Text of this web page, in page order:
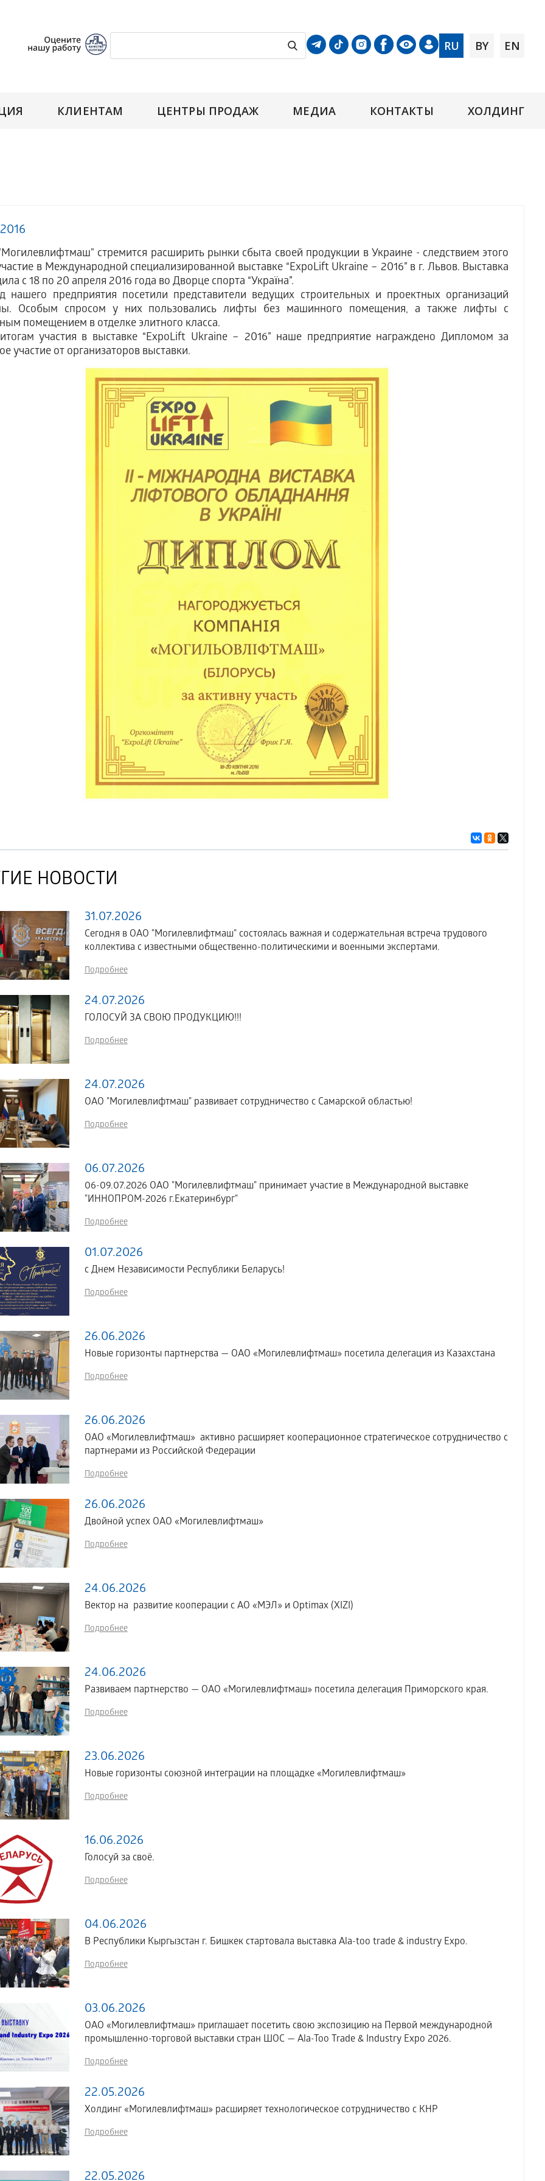
RU BY EN
КЛИЕНТАМ ЦЕНТРЫ ПРОДАЖ МЕДИА КОНТАКТЫ ХОЛДИНГ
стремится расширить рынки сбыта своей продукции в Украине - следствием этого
в Международной специализированной выставке “ExpoLift Ukraine – 2016” в г. Львов. Выставка
с 18 по 20 апреля 2016 года во Дворце спорта “Україна”.
предприятия посетили представители ведущих строительных и проектных организаций
Особым спросом у них пользовались лифты без машинного помещения, а также лифты с
помещением в отделке элитного класса.
участия в выставке “ExpoLift Ukraine – 2016” наше предприятие награждено Дипломом за
участие от организаторов выставки.
НОВОСТИ
31.07.2026
Сегодня в ОАО "Могилевлифтмаш" состоялась важная и содержательная встреча трудового
коллектива с известными общественно-политическими и военными экспертами.
Подробнее
24.07.2026
ГОЛОСУЙ ЗА СВОЮ ПРОДУКЦИЮ!!!
Подробнее
24.07.2026
ОАО "Могилевлифтмаш" развивает сотрудничество с Самарской областью!
Подробнее
06.07.2026
06-09.07.2026 ОАО "Могилевлифтмаш" принимает участие в Международной выставке
"ИННОПРОМ-2026 г.Екатеринбург"
Подробнее
01.07.2026
с Днем Независимости Республики Беларусь!
Подробнее
26.06.2026
Новые горизонты партнерства — ОАО «Могилевлифтмаш» посетила делегация из Казахстана
Подробнее
26.06.2026
ОАО «Могилевлифтмаш» активно расширяет кооперационное стратегическое сотрудничество с
партнерами из Российской Федерации
Подробнее
26.06.2026
Двойной успех ОАО «Могилевлифтмаш»
Подробнее
24.06.2026
Вектор на развитие кооперации с АО «МЭЛ» и Optimax (XIZI)
Подробнее
24.06.2026
Развиваем партнерство — ОАО «Могилевлифтмаш» посетила делегация Приморского края.
Подробнее
23.06.2026
Новые горизонты союзной интеграции на площадке «Могилевлифтмаш»
Подробнее
16.06.2026
Голосуй за своё.
Подробнее
04.06.2026
В Республики Кыргызстан г. Бишкек стартовала выставка Аla-too trade & industry Expo.
Подробнее
03.06.2026
ОАО «Могилевлифтмаш» приглашает посетить свою экспозицию на Первой международной
промышленно-торговой выставки стран ШОС — Ala-Too Trade & Industry Expo 2026.
Подробнее
22.05.2026
Холдинг «Могилевлифтмаш» расширяет технологическое сотрудничество с КНР
Подробнее
22.05.2026